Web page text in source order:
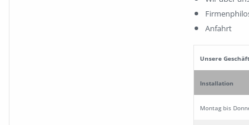
Anfahrt
Unsere
Installation
Montag bis